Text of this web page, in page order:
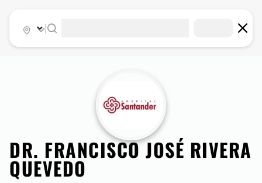
DR. FRANCISCO JOSÉ RIVERA
QUEVEDO